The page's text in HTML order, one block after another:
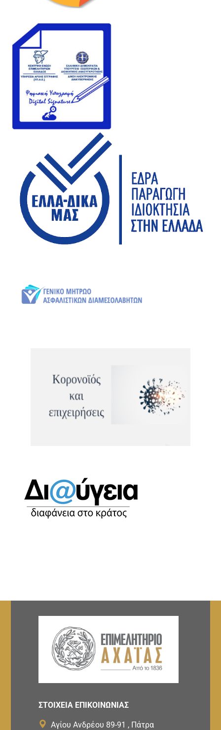
ΣΤΟΙΧΕΙΑ ΕΠΙΚΟΙΝΩΝΙΑΣ
Αγίου Ανδρέου 89-91 , Πάτρα